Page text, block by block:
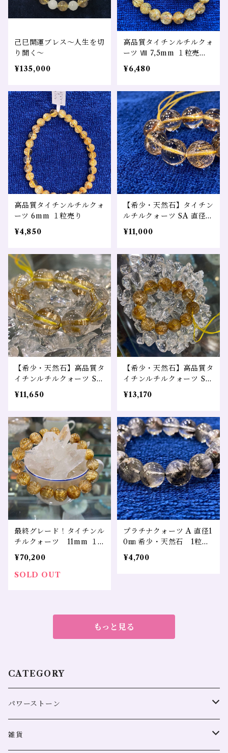
己巳開運ブレス～人生を切
り開く～
¥135,000
高品質タイチンルチルクォ
ーツ Ⅷ 7,5mm １粒売
り 希少 天然石
¥6,480
高品質タイチンルチルクォ
ーツ 6mm １粒売り
¥4,850
【希少・天然石】タイチン
ルチルクォーツ SA 直径11
㎜ 1粒
¥11,000
【希少・天然石】高品質タ
イチンルチルクォーツ SA
直径9～10㎜ 1粒
¥11,650
【希少・天然石】高品質タ
イチンルチルクォーツ SA
直径11㎜ 1粒
¥13,170
最終グレード！タイチンル
チルクォーツ 11mm １
粒 希少 天然石
¥70,200
SOLD OUT
プラチナクォーツ A 直径1
0㎜ 希少・天然石 1粒売
り
¥4,700
もっと見る
CATEGORY
パワーストーン
全体運
雑貨